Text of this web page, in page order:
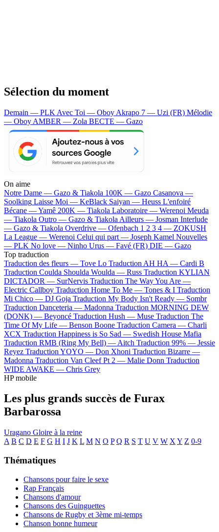
Sélection du moment
Demain — PLK Avec Toi — Oboy Akrapo 7 — Uzi (FR) Mélodie
— Oboy AMBER — Zola BECTE — Gazo
On aime
Notre Dame — Gazo & Tiakola 100K — Gazo Casanova —
Soolking Laisse Moi — KeBlack Saiyan — Heuss L'enfoiré
Bécane —Yamê 200K — Tiakola Laboratoire — Werenoi Meuda
— Tiakola Outro — Gazo & Tiakola Ailleurs — Josman Interlude
— Gazo & Tiakola Overdrive — Ofenbach 1 2 3 4 — ZOKUSH
La League — Werenoi Celui qui part — Joseph Kamel Nouvelles
— PLK No love — Ninho Urus — Favé (FR) DIE — Gazo
Top traduction
Traduction des fleurs — Tove Lo Traduction AH HA — Cardi B
Traduction Coulda Shoulda Woulda — Russ Traduction KYLIAN
DICTADOR — SurNervis Traduction The Way You Are —
Electric Callboy Traduction Home To Me — Tones & I Traduction
Mi Chico — DJ Goja Traduction My Body Isn't Ready — Sombr
Traduction Danceteria — Madonna Traduction MORNING DEW
(DONK) — Beyoncé Traduction Hush — Muse Traduction The
Time Of My Life — Benson Boone Traduction Camera — Charli
XCX Traduction Happiness is So Sad — Swedish House Mafia
Traduction RMB (Ring My Bell) — Aitch Traduction 99% — Jessie
Reyez Traduction YOYO — Don Xhoni Traduction Bizarre —
Madonna Traduction Van Cleef Pt 2 — Malie Donn Traduction
WIDE AWAKE — Chris Grey
HP mobile
Les plus grands succès de Furax
Barbarossa
Uragano Gloire à la reine
A B C D E F G H I J K L M N O P Q R S T U V W X Y Z 0-9
Thématiques
Chansons pour faire le sexe
Rap Français
Chansons d'amour
Chansons des Guinguettes
Chansons de Rugby et 3ème mi-temps
Chanson bonne humeur